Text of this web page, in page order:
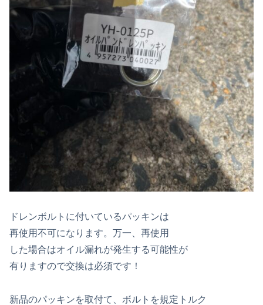
ドレンボルトに付いているパッキンは
再使用不可になります。万一、再使用
した場合はオイル漏れが発生する可能性が
有りますので交換は必須です！
新品のパッキンを取付て、ボルトを規定トルク